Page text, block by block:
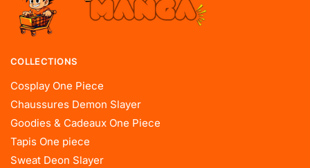
COLLECTIONS
Cosplay One Piece
Chaussures Demon Slayer
Goodies & Cadeaux One Piece
Tapis One piece
Sweat Deon Slayer